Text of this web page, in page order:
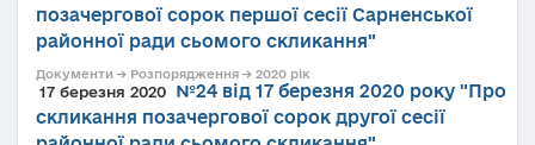
позачергової сорок першої сесії Сарненської
районної ради сьомого скликання"
Документи → Розпорядження → 2020 рік
17 березня 2020
№24 від 17 березня 2020 року "Про
скликання позачергової сорок другої сесії